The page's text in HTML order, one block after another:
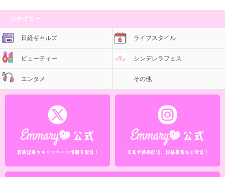
カテゴリー
日経ギャルズ ライフスタイル
ビューティー シンデレラフェス
エンタメ その他